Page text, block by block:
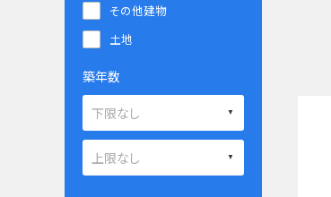
その他建物
土地
築年数